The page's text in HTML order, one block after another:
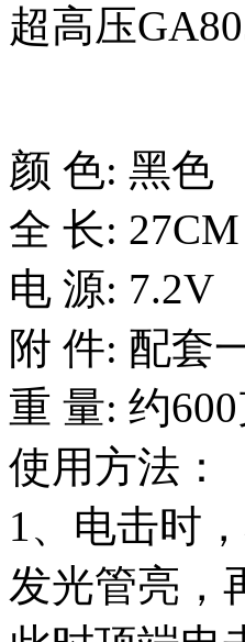
超高压
颜 色: 黑色
全 长: 27CM
电 源: 7.2V
附 件: 配套
重 量: 约
使用方法：
1、电击时
发光管亮，